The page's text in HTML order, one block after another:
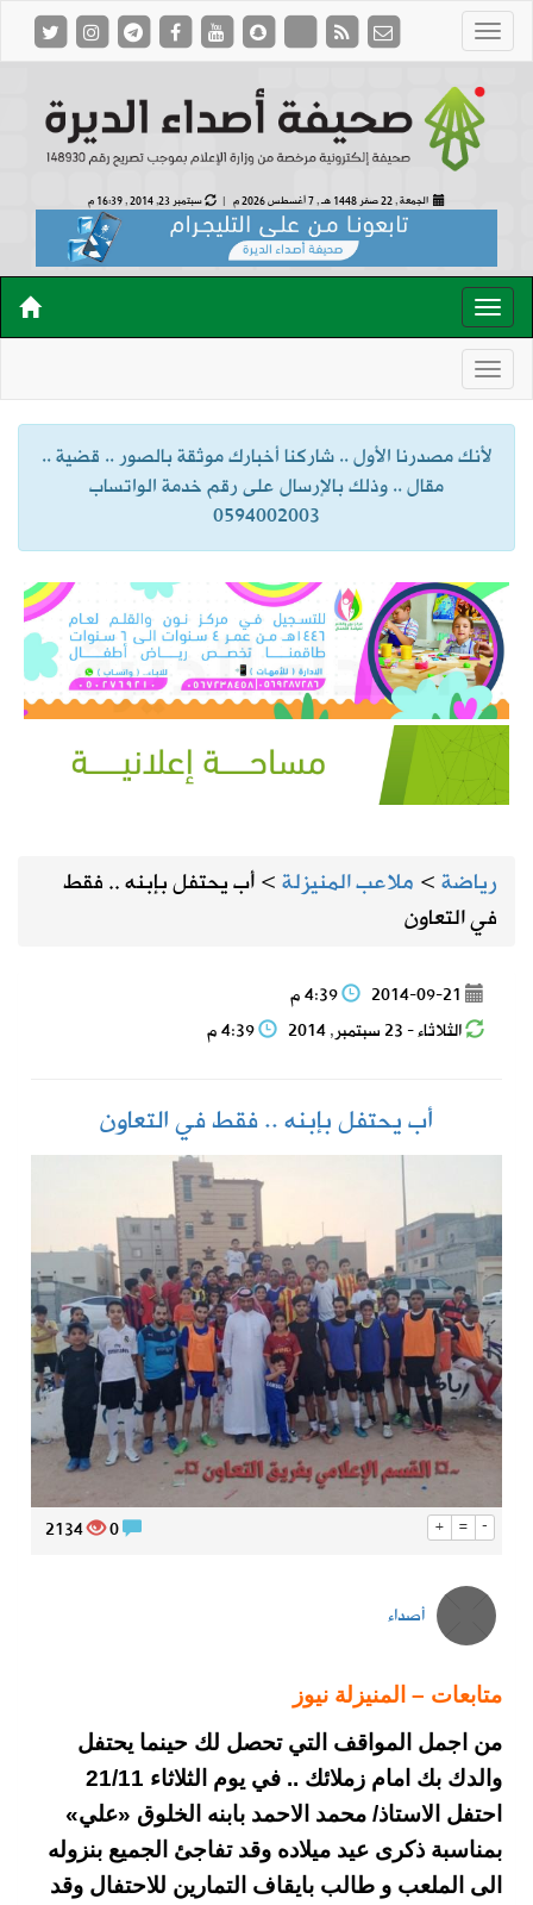
الجمعة , 22 صفر 1448 هـ , 7 أغسطس 2026 م | سبتمبر 23, 2014 , 16:39 م
لأنك مصدرنا الأول .. شاركنا أخبارك موثقة بالصور .. قضية ..
مقال .. وذلك بالإرسال على رقم خدمة الواتساب
0594002003
رياضة> ملاعب المنيزلة>أب يحتفل بإبنه .. فقط
في التعاون
2014-09-21
الثلاثاء - 23 سبتمبر, 2014
أب يحتفل بإبنه .. فقط في التعاون
+ = -
2134
أصداء
متابعات – المنيزلة نيوز
من اجمل المواقف التي تحصل لك حينما يحتفل
والدك بك امام زملائك .. في يوم الثلاثاء 21/11
احتفل الاستاذ/ محمد الاحمد بابنه الخلوق «علي»
بمناسبة ذكرى عيد ميلاده وقد تفاجئ الجميع بنزوله
الى الملعب و طالب بايقاف التمارين للاحتفال وقد